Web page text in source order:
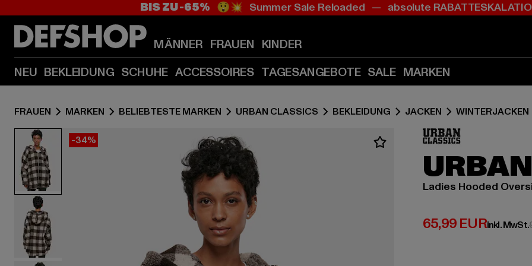
Zum
(Enter
drücken)
Zum
(Enter
drücken)
BIS ZU -65% 😲💥 Summer Sale Reloaded — absolute
MÄNNER FRAUEN KINDER
NEU BEKLEIDUNG SCHUHE ACCESSOIRES TAGESANGEBOTE SALE MARKEN
FRAUEN MARKEN BELIEBTESTE MARKEN URBAN CLASSICS BEKLEIDUNG JACKEN WINTERJACKEN
-34%
Ladies Hooded
65,99 EUR
Derzeitiger Preis:
inkl. MwSt.